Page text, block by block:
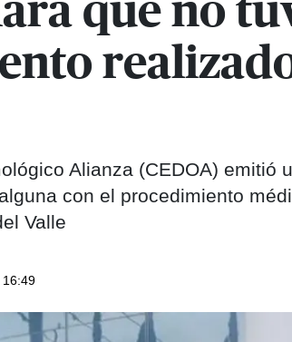
que no
Alianza (CEDOA) emitió
con el procedimiento
Valle
16:49